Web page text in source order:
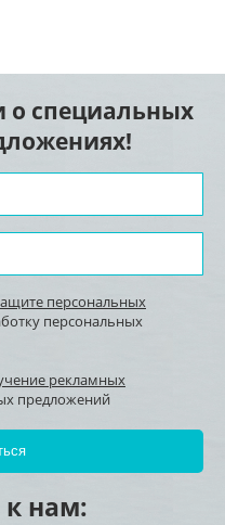
о специальных
персональных
персональных
рекламных
предложений
к нам: